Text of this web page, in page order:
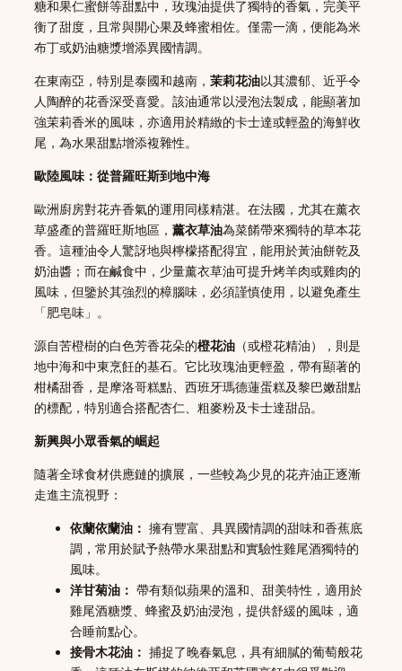
糖和果仁蜜餅等甜點中，玫瑰油提供了獨特的香氣，完美平
衡了甜度，且常與開心果及蜂蜜相佐。僅需一滴，便能為米
布丁或奶油糖漿增添異國情調。
在東南亞，特別是泰國和越南， 茉莉花油以其濃郁、近乎令
人陶醉的花香深受喜愛。該油通常以浸泡法製成，能顯著加
強茉莉香米的風味，亦適用於精緻的卡士達或輕盈的海鮮收
尾，為水果甜點增添複雜性。
歐陸風味：從普羅旺斯到地中海
歐洲廚房對花卉香氣的運用同樣精湛。在法國，尤其在薰衣
草盛產的普羅旺斯地區， 薰衣草油為菜餚帶來獨特的草本花
香。這種油令人驚訝地與檸檬搭配得宜，能用於黃油餅乾及
奶油醬；而在鹹食中，少量薰衣草油可提升烤羊肉或雞肉的
風味，但鑒於其強烈的樟腦味，必須謹慎使用，以避免產生
「肥皂味」。
源自苦橙樹的白色芳香花朵的橙花油 （或橙花精油），則是
地中海和中東烹飪的基石。它比玫瑰油更輕盈，帶有顯著的
柑橘甜香，是摩洛哥糕點、西班牙瑪德蓮蛋糕及黎巴嫩甜點
的標配，特別適合搭配杏仁、粗麥粉及卡士達甜品。
新興與小眾香氣的崛起
隨著全球食材供應鏈的擴展，一些較為少見的花卉油正逐漸
走進主流視野：
依蘭依蘭油： 擁有豐富、具異國情調的甜味和香蕉底
調，常用於賦予熱帶水果甜點和實驗性雞尾酒獨特的
風味。
洋甘菊油： 帶有類似蘋果的溫和、甜美特性，適用於
雞尾酒糖漿、蜂蜜及奶油浸泡，提供舒緩的風味，適
合睡前點心。
接骨木花油： 捕捉了晚春氣息，具有細膩的葡萄般花